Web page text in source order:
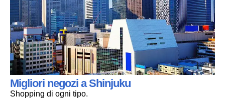
Migliori negozi a Shinjuku
Shopping di ogni tipo.